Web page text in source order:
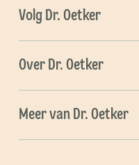
Volg Dr. Oetker
Over Dr. Oetker
Meer van Dr. Oetker